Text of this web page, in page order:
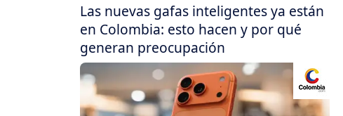
Las nuevas gafas inteligentes ya están
en Colombia: esto hacen y por qué
generan preocupación